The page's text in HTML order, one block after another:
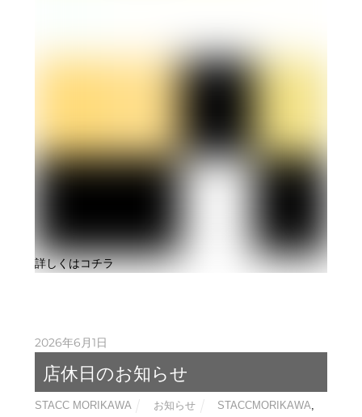
詳しくはコチラ
2026年6月1日
店休日のお知らせ
STACC MORIKAWA お知らせ STACCMORIKAWA,